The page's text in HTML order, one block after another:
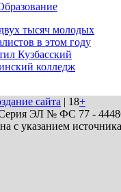
тысяч молодых
в этом году
Кузбасский
колледж
сайта | 18+
ЭЛ № ФС 77 - 44486
с указанием